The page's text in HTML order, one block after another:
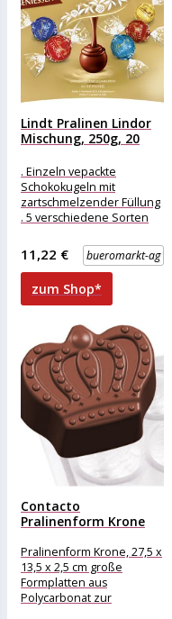
Lindt Pralinen Lindor
Mischung, 250g, 20
. Einzeln vepackte
Schokokugeln mit
zartschmelzender Füllung
. 5 verschiedene Sorten
einzeln verpackt
Eigenschaft: ohne Alkohol
weitere
Produktinformationen:
bueromarkt-ag
11,22 €
zum Shop*
Contacto
Pralinenform Krone
Pralinenform Krone, 27,5 x
13,5 x 2,5 cm große
Formplatten aus
Polycarbonat zur